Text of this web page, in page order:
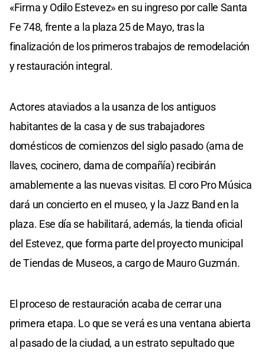
«Firma y Odilo Estevez» en su ingreso por calle Santa
Fe 748, frente a la plaza 25 de Mayo, tras la
finalización de los primeros trabajos de remodelación
y restauración integral.
Actores ataviados a la usanza de los antiguos
habitantes de la casa y de sus trabajadores
domésticos de comienzos del siglo pasado (ama de
llaves, cocinero, dama de compañía) recibirán
amablemente a las nuevas visitas. El coro Pro Música
dará un concierto en el museo, y la Jazz Band en la
plaza. Ese día se habilitará, además, la tienda oficial
del Estevez, que forma parte del proyecto municipal
de Tiendas de Museos, a cargo de Mauro Guzmán.
El proceso de restauración acaba de cerrar una
primera etapa. Lo que se verá es una ventana abierta
al pasado de la ciudad, a un estrato sepultado que